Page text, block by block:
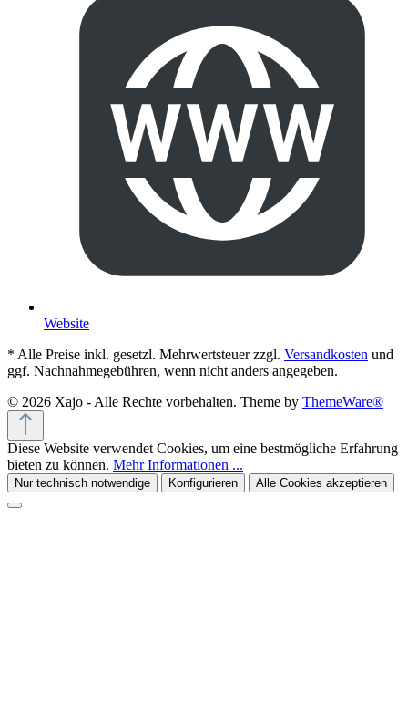
Website
* Alle Preise inkl. gesetzl. Mehrwertsteuer zzgl. Versandkosten und
ggf. Nachnahmegebühren, wenn nicht anders angegeben.
© 2026 Xajo - Alle Rechte vorbehalten. Theme by ThemeWare®
Diese Website verwendet Cookies, um eine bestmögliche Erfahrung
bieten zu können. Mehr Informationen ...
Nur technisch notwendige Konfigurieren Alle Cookies akzeptieren